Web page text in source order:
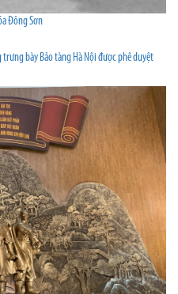
Đông Sơn
bày Bảo tàng Hà Nội được phê duyệt